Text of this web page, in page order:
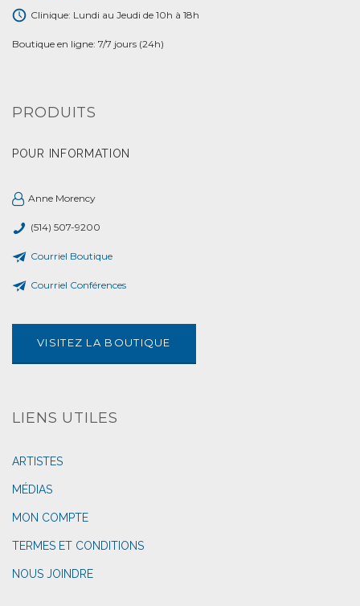
Clinique: Lundi au Jeudi de 10h à 18h
Boutique en ligne: 7/7 jours (24h)
PRODUITS
POUR INFORMATION
Anne Morency
(514) 507-9200
Courriel Boutique
Courriel Conférences
VISITEZ LA BOUTIQUE
LIENS UTILES
ARTISTES
MÉDIAS
MON COMPTE
TERMES ET CONDITIONS
NOUS JOINDRE